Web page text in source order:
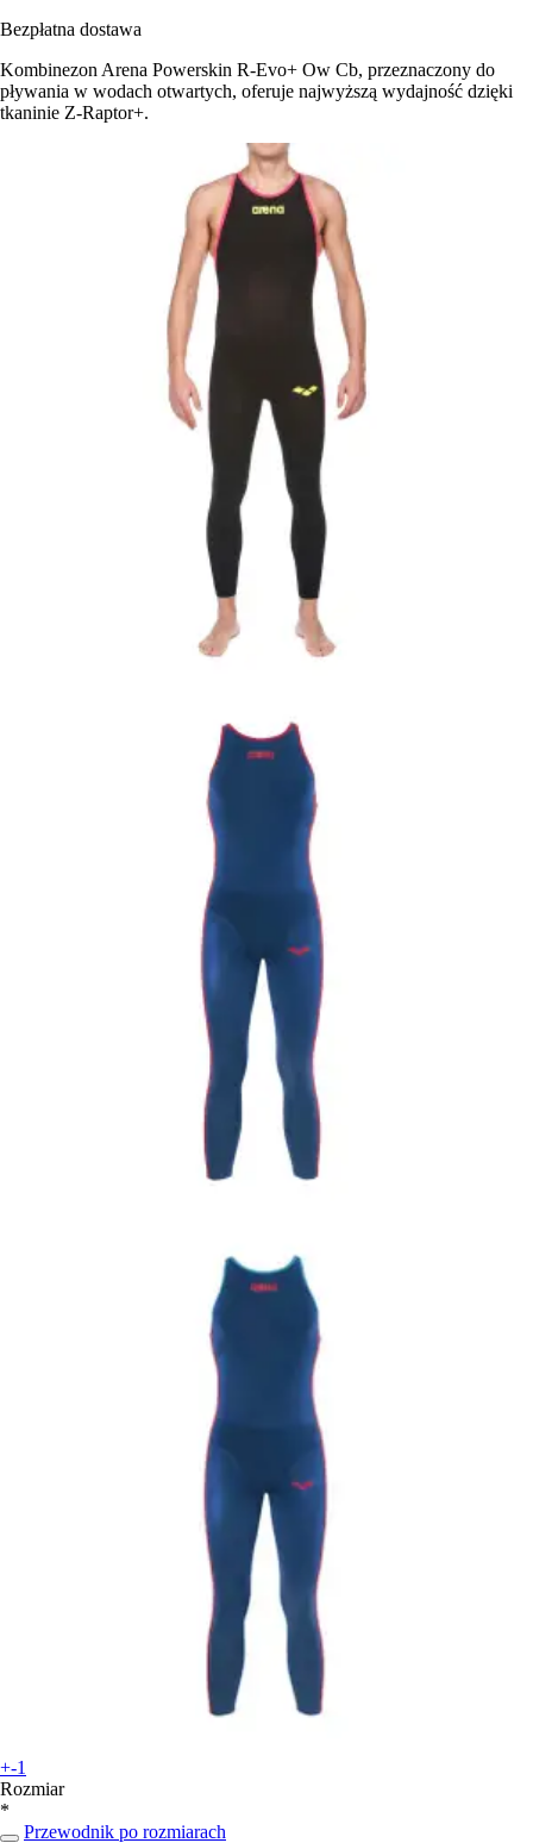
Bezpłatna dostawa
Kombinezon Arena Powerskin R-Evo+ Ow Cb, przeznaczony do
pływania w wodach otwartych, oferuje najwyższą wydajność dzięki
tkaninie Z-Raptor+.
+-1
Rozmiar
*
Przewodnik po rozmiarach